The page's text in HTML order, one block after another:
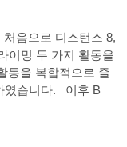
음으로 디스턴스 8,
이밍 두 가지 활동을
동을 복합적으로 즐
다. 이후 B